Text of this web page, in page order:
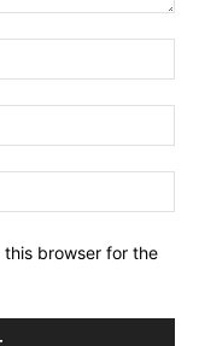
this browser for the